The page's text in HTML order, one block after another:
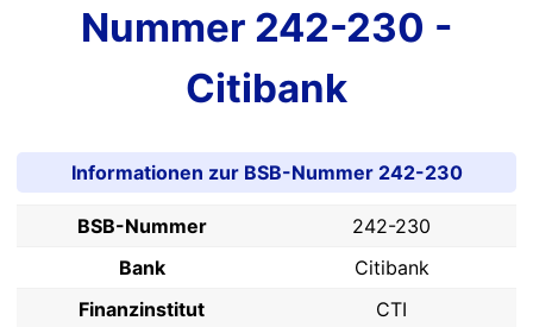
Nummer 242-230 -
Citibank
Informationen zur BSB-Nummer 242-230
BSB-Nummer
242-230
Bank
Citibank
Finanzinstitut
CTI